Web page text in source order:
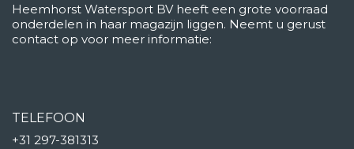
Heemhorst Watersport BV heeft een grote voorraad
onderdelen in haar magazijn liggen. Neemt u gerust
contact op voor meer informatie:
TELEFOON
+31 297-381313